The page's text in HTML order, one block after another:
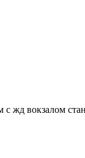
с жд вокзалом